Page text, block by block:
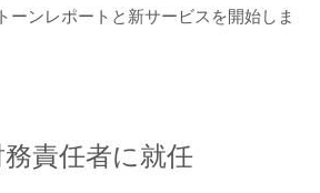
ーンレポートと新サービスを開始しま
責任者に就任